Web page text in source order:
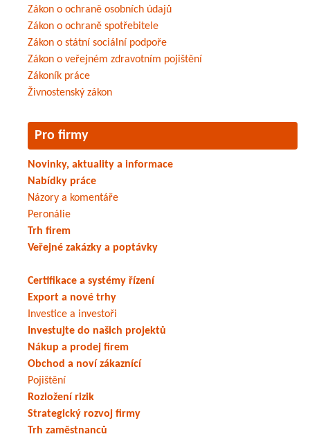
Zákon o ochraně osobních údajů
Zákon o ochraně spotřebitele
Zákon o státní sociální podpoře
Zákon o veřejném zdravotním pojištění
Zákoník práce
Živnostenský zákon
Pro firmy
Novinky, aktuality a informace
Nabídky práce
Názory a komentáře
Peronálie
Trh firem
Veřejné zakázky a poptávky
Certifikace a systémy řízení
Export a nové trhy
Investice a investoři
Investujte do našich projektů
Nákup a prodej firem
Obchod a noví zákaznící
Pojištění
Rozložení rizik
Strategický rozvoj firmy
Trh zaměstnanců